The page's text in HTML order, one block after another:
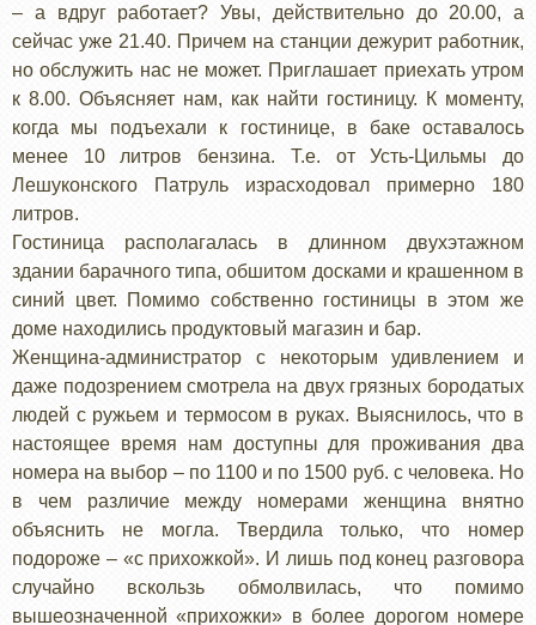
– а вдруг работает? Увы, действительно до 20.00, а
сейчас уже 21.40. Причем на станции дежурит работник,
но обслужить нас не может. Приглашает приехать утром
к 8.00. Объясняет нам, как найти гостиницу. К моменту,
когда мы подъехали к гостинице, в баке оставалось
менее 10 литров бензина. Т.е. от Усть-Цильмы до
Лешуконского Патруль израсходовал примерно 180
литров.
Гостиница располагалась в длинном двухэтажном
здании барачного типа, обшитом досками и крашенном в
синий цвет. Помимо собственно гостиницы в этом же
доме находились продуктовый магазин и бар.
Женщина-администратор с некоторым удивлением и
даже подозрением смотрела на двух грязных бородатых
людей с ружьем и термосом в руках. Выяснилось, что в
настоящее время нам доступны для проживания два
номера на выбор – по 1100 и по 1500 руб. с человека. Но
в чем различие между номерами женщина внятно
объяснить не могла. Твердила только, что номер
подороже – «с прихожкой». И лишь под конец разговора
случайно вскользь обмолвилась, что помимо
вышеозначенной «прихожки» в более дорогом номере